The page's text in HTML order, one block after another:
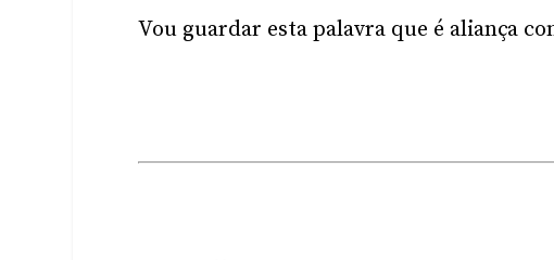
Vou guardar esta palavra que é aliança